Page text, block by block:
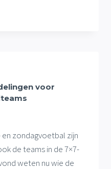
voor
zondagvoetbal zijn
de teams in de 7×7-
weten nu wie de